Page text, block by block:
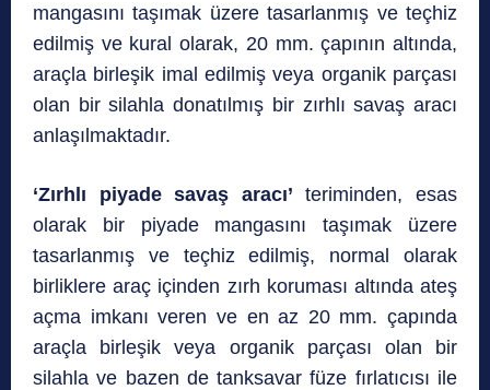
mangasını taşımak üzere tasarlanmış ve teçhiz
edilmiş ve kural olarak, 20 mm. çapının altında,
araçla birleşik imal edilmiş veya organik parçası
olan bir silahla donatılmış bir zırhlı savaş aracı
anlaşılmaktadır.
‘Zırhlı piyade savaş aracı’ teriminden, esas
olarak bir piyade mangasını taşımak üzere
tasarlanmış ve teçhiz edilmiş, normal olarak
birliklere araç içinden zırh koruması altında ateş
açma imkanı veren ve en az 20 mm. çapında
araçla birleşik veya organik parçası olan bir
silahla ve bazen de tanksavar füze fırlatıcısı ile